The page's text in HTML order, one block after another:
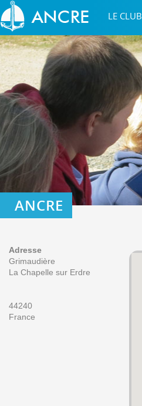
LE CLUB
ANCRE
Adresse
Grimaudière
La Chapelle sur Erdre
44240
France